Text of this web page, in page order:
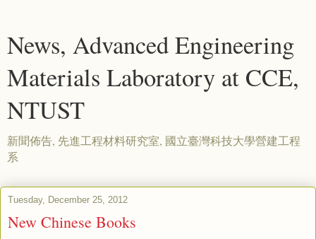
News, Advanced Engineering
Materials Laboratory at CCE,
NTUST
新聞佈告, 先進工程材料研究室, 國立臺灣科技大學營建工程
系
Tuesday, December 25, 2012
New Chinese Books